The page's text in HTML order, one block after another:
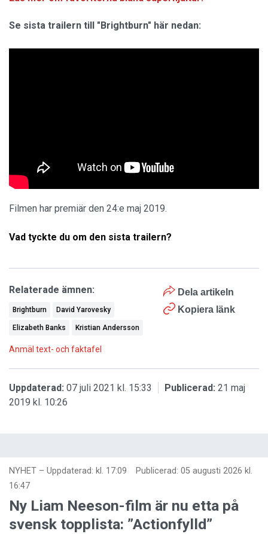
Se sista trailern till "Brightburn" här nedan:
Filmen har premiär den 24:e maj 2019.
Vad tyckte du om den sista trailern?
Dela artikeln
Kopiera länk
Relaterade ämnen:
Brightburn David Yarovesky
Elizabeth Banks Kristian Andersson
Anmäl text- och faktafel
Uppdaterad: 07 juli 2021 kl. 15:33 Publicerad: 21 maj
2019 kl. 10:26
NYHET – Uppdaterad: kl. 17:09 Publicerad: 05 augusti 2026 kl.
16:47
Ny Liam Neeson-film är nu etta på
svensk topplista: ”Actionfylld”